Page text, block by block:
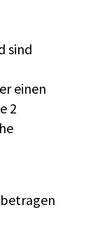
sind
einen
2